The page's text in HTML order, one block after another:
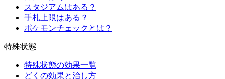
スタジアムはある？
手札上限はある？
ポケモンチェックとは？
特殊状態
特殊状態の効果一覧
どくの効果と治し方